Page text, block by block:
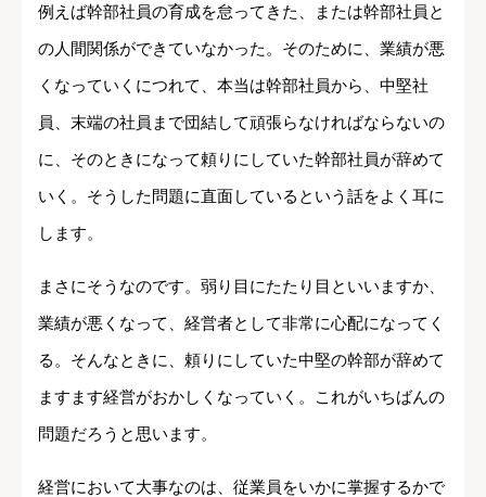
例えば幹部社員の育成を怠ってきた、または幹部社員と
の人間関係ができていなかった。そのために、業績が悪
くなっていくにつれて、本当は幹部社員から、中堅社
員、末端の社員まで団結して頑張らなければならないの
に、そのときになって頼りにしていた幹部社員が辞めて
いく。そうした問題に直面しているという話をよく耳に
します。
まさにそうなのです。弱り目にたたり目といいますか、
業績が悪くなって、経営者として非常に心配になってく
る。そんなときに、頼りにしていた中堅の幹部が辞めて
ますます経営がおかしくなっていく。これがいちばんの
問題だろうと思います。
経営において大事なのは、従業員をいかに掌握するかで